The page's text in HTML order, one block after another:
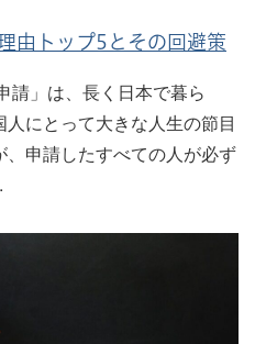
由トップ5とその回避策
請」は、長く日本で暮ら
にとって大きな人生の節目
申請したすべての人が必ず